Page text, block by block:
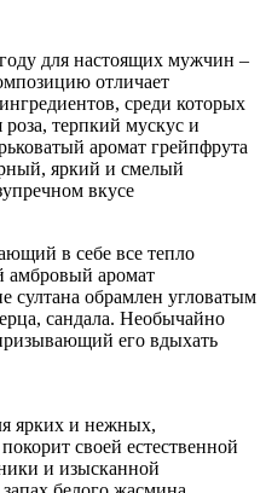
для настоящих мужчин –
отличает
среди которых
роза, терпкий мускус и
аромат грейпфрута
яркий и смелый
вкусе
в себе все тепло
амбровый аромат
султана обрамлен угловатым
сандала. Необычайно
его вдыхать
ярких и нежных,
своей естественной
и изысканной